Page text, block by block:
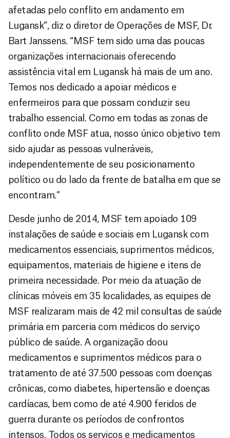
afetadas pelo conflito em andamento em
Lugansk”, diz o diretor de Operações de MSF, Dr.
Bart Janssens. “MSF tem sido uma das poucas
organizações internacionais oferecendo
assistência vital em Lugansk há mais de um ano.
Temos nos dedicado a apoiar médicos e
enfermeiros para que possam conduzir seu
trabalho essencial. Como em todas as zonas de
conflito onde MSF atua, nosso único objetivo tem
sido ajudar as pessoas vulneráveis,
independentemente de seu posicionamento
político ou do lado da frente de batalha em que se
encontram.”
Desde junho de 2014, MSF tem apoiado 109
instalações de saúde e sociais em Lugansk com
medicamentos essenciais, suprimentos médicos,
equipamentos, materiais de higiene e itens de
primeira necessidade. Por meio da atuação de
clínicas móveis em 35 localidades, as equipes de
MSF realizaram mais de 42 mil consultas de saúde
primária em parceria com médicos do serviço
público de saúde. A organização doou
medicamentos e suprimentos médicos para o
tratamento de até 37.500 pessoas com doenças
crônicas, como diabetes, hipertensão e doenças
cardíacas, bem como de até 4.900 feridos de
guerra durante os períodos de confrontos
intensos. Todos os serviços e medicamentos